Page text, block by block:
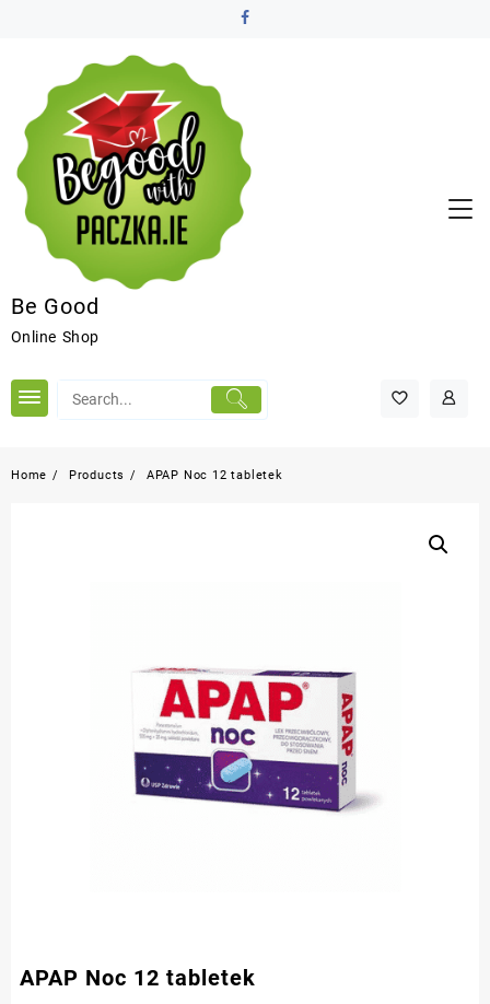
Be Good
Online Shop
Home Products APAP Noc 12 tabletek
APAP Noc 12 tabletek